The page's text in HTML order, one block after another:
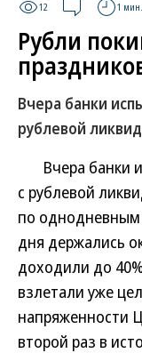
12 1 мин.
Рубли
Вчера банки
рублевой
Вчера банки
с рублевой
по
дня держались
доходили до
взлетали уже
напряженности
второй раз в